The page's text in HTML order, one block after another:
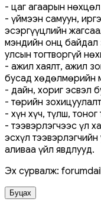
- цаг агаарын
- үймээн самуун,
эсэргүүцлийн
мэндийн онц байдал
улсын тогтворгүй
- ажил хаялт, ажил
бусад хөдөлмөрийн
- дайн, хориг эсвэл
- төрийн
- хүн хүч, түлш,
- тээвэрлэгчээс үл
эсхүл
аливаа үйл явдлууд.
Эх сурвалж:
Буцах